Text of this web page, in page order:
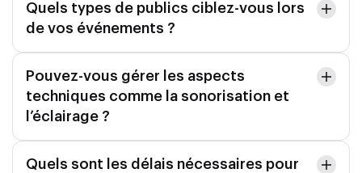
Quels types de publics ciblez-vous lors
de vos événements ?
Pouvez-vous gérer les aspects
techniques comme la sonorisation et
l’éclairage ?
Quels sont les délais nécessaires pour